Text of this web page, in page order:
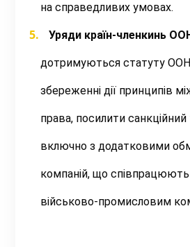
на справедливих умовах.
Уряди країн-членкинь
дотримуються статуту ООН
збереженні дії принципів
права, посилити
включно з додатковими
компаній, що співпрацюють
військово-промисловим